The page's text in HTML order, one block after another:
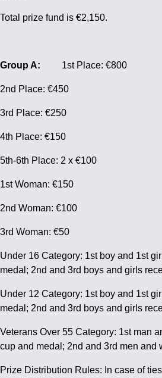
Total prize fund is €2,150.
Group A: 1st Place: €800
2nd Place: €450
3rd Place: €250
4th Place: €150
5th-6th Place: 2 x €100
1st Woman: €150
2nd Woman: €100
3rd Woman: €50
Under 16 Category: 1st boy and 1st
medal; 2nd and 3rd boys and girls
Under 12 Category: 1st boy and 1st
medal; 2nd and 3rd boys and girls
Veterans Over 55 Category: 1st man
cup and medal; 2nd and 3rd men and
Prize Distribution Rules: In case of